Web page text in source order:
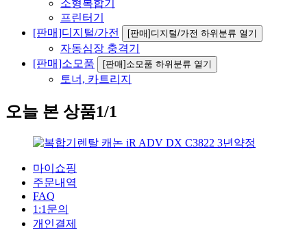
소형복합기
프린터기
[판매]디지털/가전
[판매]디지털/가전 하위분류 열기
자동심장 충격기
[판매]소모품
[판매]소모품 하위분류 열기
토너, 카트리지
오늘 본 상품1/1
마이쇼핑
주문내역
FAQ
1:1문의
개인결제